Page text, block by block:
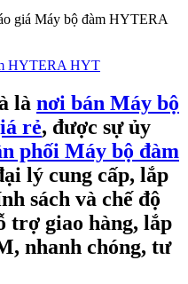
giá Máy bộ đàm HYTERA
HYTERA HYT
là nơi bán Máy bộ
rẻ, được sự ủy
phối Máy bộ đàm
lý cung cấp, lắp
sách và chế độ
trợ giao hàng, lắp
nhanh chóng, tư